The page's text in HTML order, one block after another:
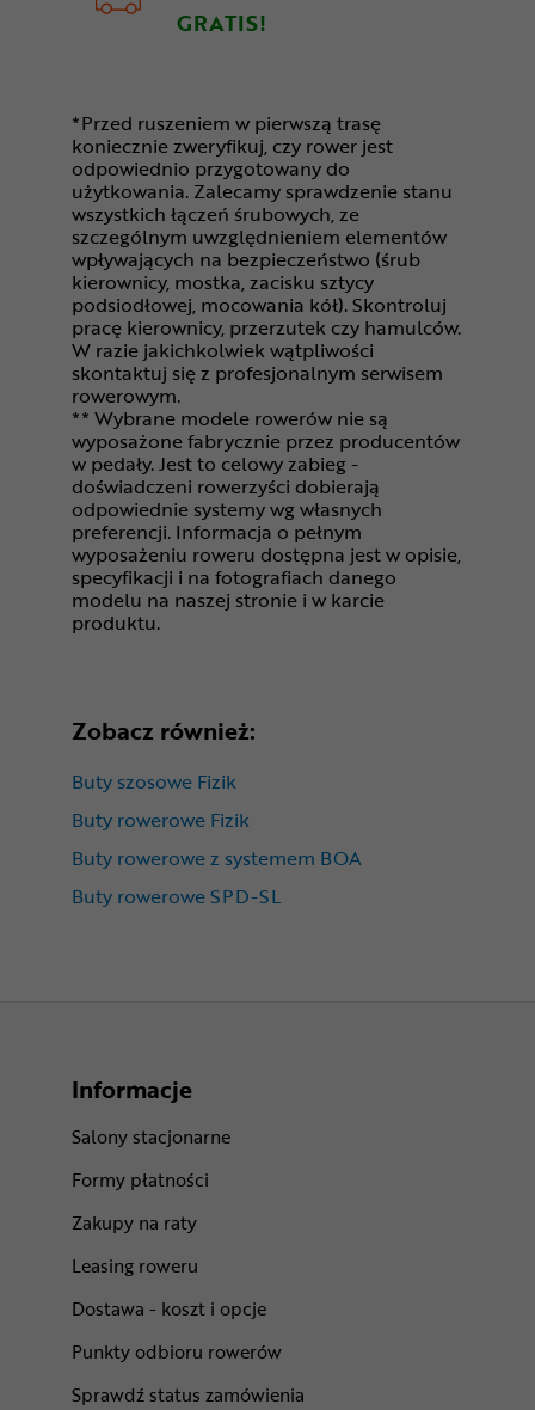
GRATIS!
*Przed ruszeniem w pierwszą trasę
koniecznie zweryfikuj, czy rower jest
odpowiednio przygotowany do
użytkowania. Zalecamy sprawdzenie stanu
wszystkich łączeń śrubowych, ze
szczególnym uwzględnieniem elementów
wpływających na bezpieczeństwo (śrub
kierownicy, mostka, zacisku sztycy
podsiodłowej, mocowania kół). Skontroluj
pracę kierownicy, przerzutek czy hamulców.
W razie jakichkolwiek wątpliwości
skontaktuj się z profesjonalnym serwisem
rowerowym.
** Wybrane modele rowerów nie są
wyposażone fabrycznie przez producentów
w pedały. Jest to celowy zabieg -
doświadczeni rowerzyści dobierają
odpowiednie systemy wg własnych
preferencji. Informacja o pełnym
wyposażeniu roweru dostępna jest w opisie,
specyfikacji i na fotografiach danego
modelu na naszej stronie i w karcie
produktu.
Zobacz również:
Buty szosowe Fizik
Buty rowerowe Fizik
Buty rowerowe z systemem BOA
Buty rowerowe SPD-SL
Informacje
Salony stacjonarne
Formy płatności
Zakupy na raty
Leasing roweru
Dostawa - koszt i opcje
Punkty odbioru rowerów
Sprawdź status zamówienia